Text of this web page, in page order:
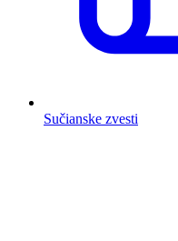
Sučianske zvesti